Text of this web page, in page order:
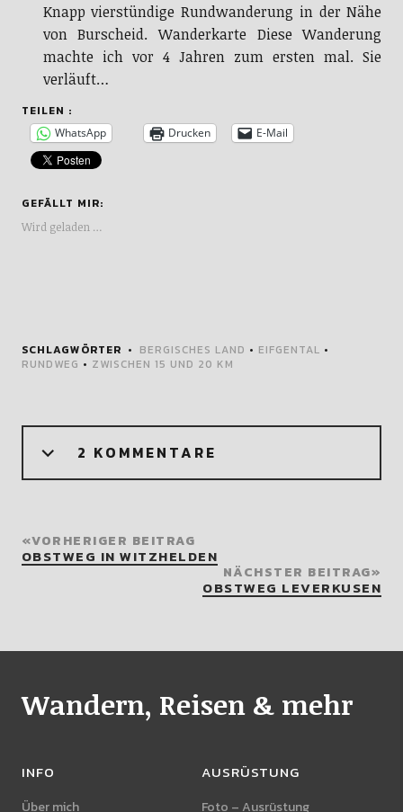
Knapp vierstündige Rundwanderung in der Nähe
von Burscheid. Wanderkarte Diese Wanderung
machte ich vor 4 Jahren zum ersten mal. Sie
verläuft…
TEILEN :
WhatsApp Drucken E-Mail
GEFÄLLT MIR:
Wird geladen …
SCHLAGWÖRTER BERGISCHES LAND • EIFGENTAL •
RUNDWEG • ZWISCHEN 15 UND 20 KM
2 KOMMENTARE
VORHERIGER BEITRAG
OBSTWEG IN WITZHELDEN
NÄCHSTER BEITRAG
OBSTWEG LEVERKUSEN
Wandern, Reisen & mehr
INFO
Über mich
AUSRÜSTUNG
Foto – Ausrüstung